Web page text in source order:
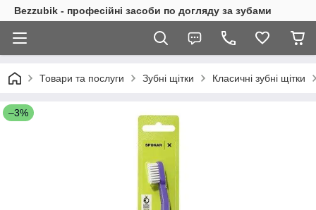
Bezzubik - професійні засоби по догляду за зубами
Товари та послуги Зубні щітки Класичні зубні щітки
–3%